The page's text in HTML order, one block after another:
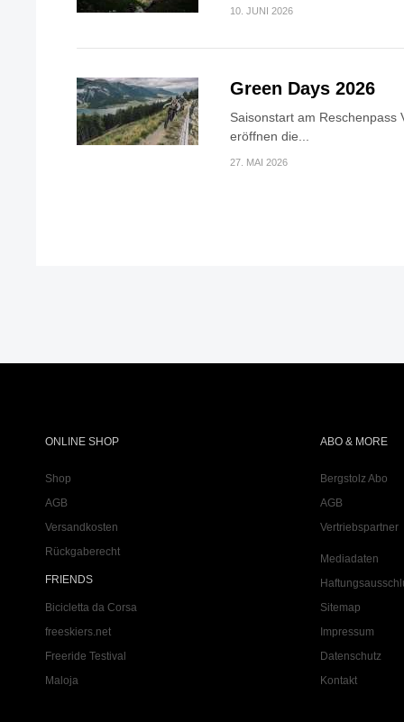
10. JUNI 2026
Green Days 2026
Saisonstart am Reschenpass
eröffnen die...
27. MAI 2026
ONLINE SHOP
Shop
AGB
Versandkosten
Rückgaberecht
FRIENDS
Bicicletta da Corsa
freeskiers.net
Freeride Testival
Maloja
ABO & MORE
Bergstolz Abo
AGB
Vertriebspartner
Mediadaten
Sitemap
Impressum
Datenschutz
Kontakt